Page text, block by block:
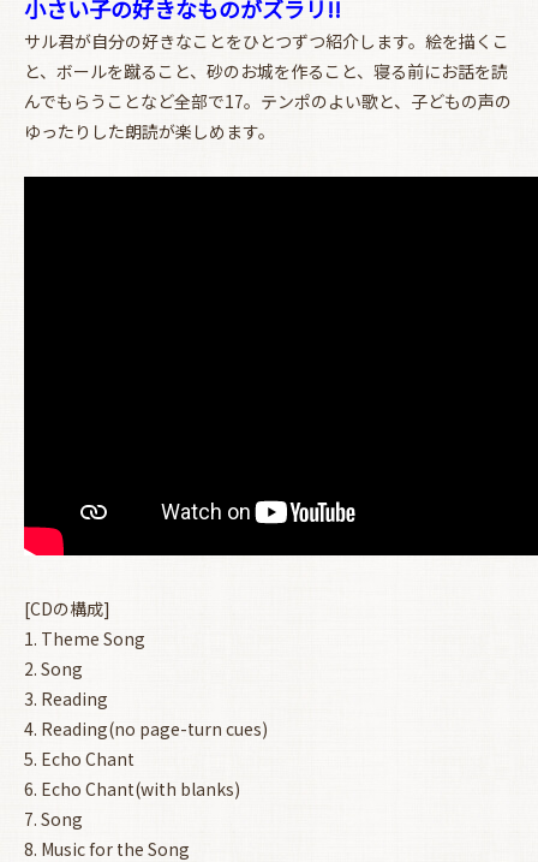
小さい子の好きなものがズラリ!!
サル君が自分の好きなことをひとつずつ紹介します。絵を描くこ
と、ボールを蹴ること、砂のお城を作ること、寝る前にお話を読
んでもらうことなど全部で17。テンポのよい歌と、子どもの声の
ゆったりした朗読が楽しめます。
[CDの構成]
1. Theme Song
2. Song
3. Reading
4. Reading(no page-turn cues)
5. Echo Chant
6. Echo Chant(with blanks)
7. Song
8. Music for the Song